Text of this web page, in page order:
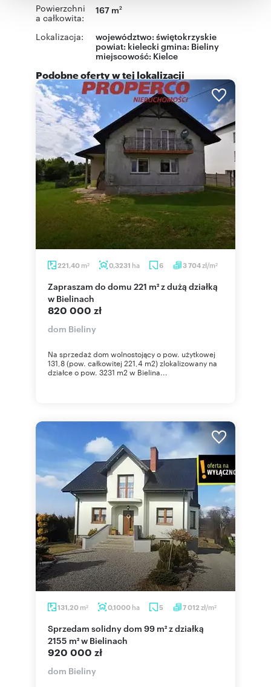
korzystania z ich usług.
Powierzchni
a całkowita:
167 m2
Lokalizacja: województwo: świętokrzyskie
powiat: kielecki gmina: Bieliny
miejscowość: Kielce
Podobne oferty w tej lokalizacji
221,40 m2 0,3231 ha 6 3 704zł/m2
Zapraszam do domu 221 m² z dużą działką
w Bielinach
820 000 zł
dom Bieliny
Na sprzedaż dom wolnostojący o pow. użytkowej
131,8 (pow. całkowitej 221,4 m2) zlokalizowany na
działce o pow. 3231 m2 w Bielina...
131,20 m2 0,1000 ha 5 7 012 zł/m2
Sprzedam solidny dom 99 m² z działką
2155 m² w Bielinach
920 000 zł
dom Bieliny